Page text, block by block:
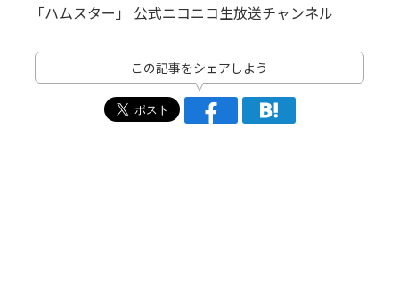
「ハムスター」 公式ニコニコ生放送チャンネル
この記事をシェアしよう